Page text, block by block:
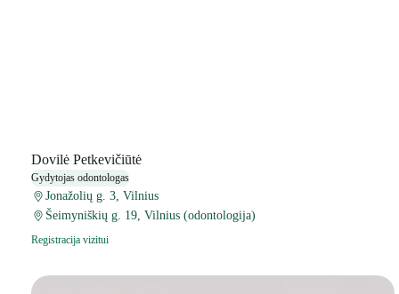
Dovilė Petkevičiūtė
Gydytojas odontologas
Jonažolių g. 3, Vilnius
Šeimyniškių g. 19, Vilnius (odontologija)
Registracija vizitui